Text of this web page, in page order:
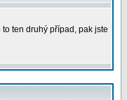
ten druhý případ, pak jste